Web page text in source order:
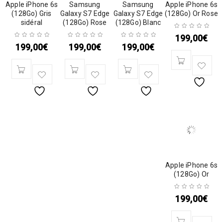
Apple iPhone 6s
(128Go) Gris
sidéral
199,00€
Samsung
Galaxy S7 Edge
(128Go) Rose
199,00€
Samsung
Galaxy S7 Edge
(128Go) Blanc
199,00€
Apple iPhone 6s
(128Go) Or Rose
199,00€
Apple iPhone 6s
(128Go) Or
199,00€